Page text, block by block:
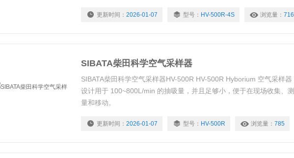
更新时间： 2026-01-07 型号： HV-500R-4S 浏览量： 716
SIBATA柴田科学空气采样器
SIBATA柴田科学空气采样器HV-500R HV-500R Hyborium 空气采样器
设计用于 100~800L/min 的抽吸量，并且足够小，便于在现场收集、测
量和移动。
更新时间： 2026-01-07 型号： HV-500R 浏览量： 785